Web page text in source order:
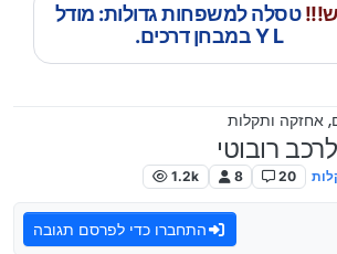
טסלה למשפחות גדולות: מודל
Y L במבחן דרכים.
אחזקה ותקלות
רובוטי
20
8
1.2k
התחברו כדי לפרסם תגובה